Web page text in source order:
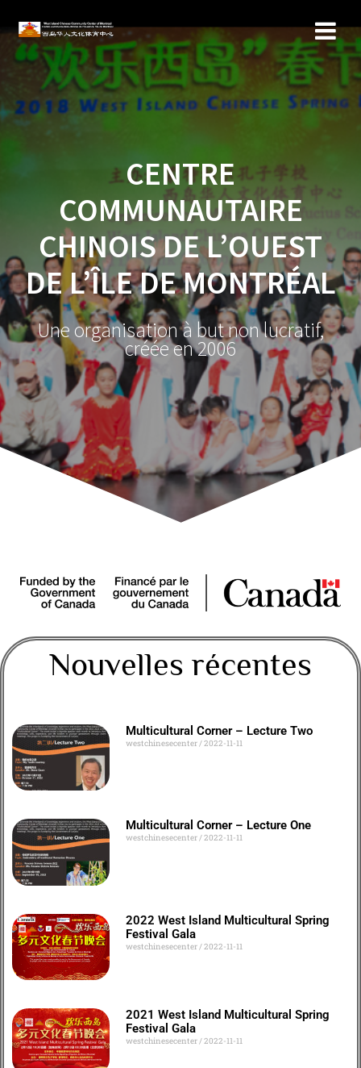
CENTRE
COMMUNAUTAIRE
CHINOIS DE L’OUEST
DE L’ÎLE DE MONTRÉAL
Une organisation à but non lucratif,
créée en 2006
Nouvelles récentes
Multicultural Corner – Lecture Two
westchinesecenter 2022-11-11
Multicultural Corner – Lecture One
westchinesecenter 2022-11-11
2022 West Island Multicultural Spring
Festival Gala
westchinesecenter 2022-11-11
2021 West Island Multicultural Spring
Festival Gala
westchinesecenter 2022-11-11